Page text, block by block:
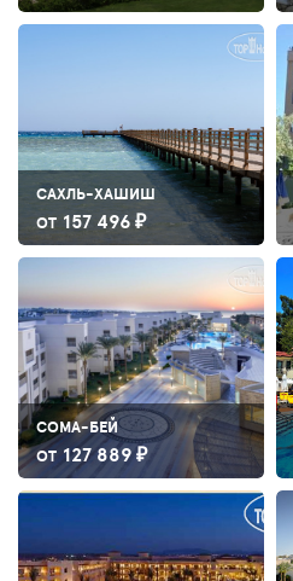
САХЛЬ-ХАШИШ
ОТ 157 496 ₽
СОМА-БЕЙ
ОТ 127 889 ₽